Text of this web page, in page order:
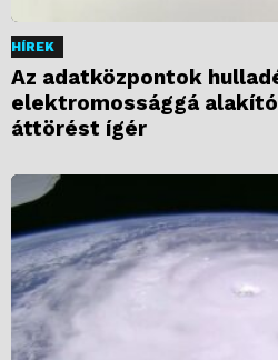
HÍREK
Az adatközpontok
elektromossággá
áttörést ígér